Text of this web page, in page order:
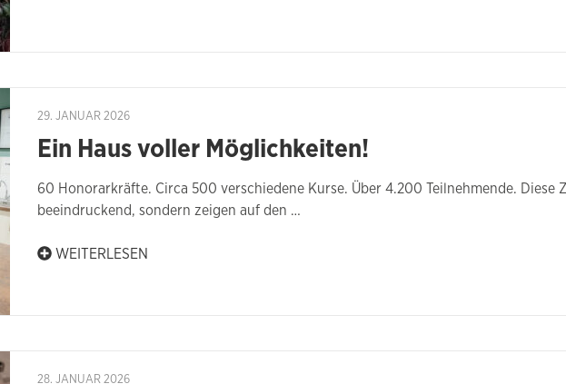
29. JANUAR 2026
Ein Haus voller Möglichkeiten!
60 Honorarkräfte. Circa 500 verschiedene Kurse. Über 4.200 Teilnehmende. Diese
beeindruckend, sondern zeigen auf den …
WEITERLESEN
28. JANUAR 2026